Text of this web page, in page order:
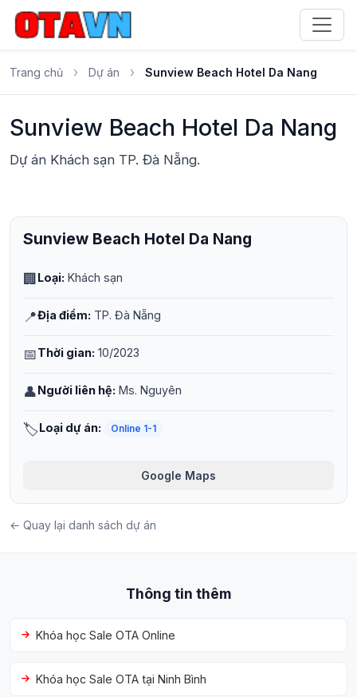
Trang chủ › Dự án › Sunview Beach Hotel Da Nang
Sunview Beach Hotel Da Nang
Dự án Khách sạn TP. Đà Nẵng.
Sunview Beach Hotel Da Nang
🏢 Loại: Khách sạn
📍Địa điểm: TP. Đà Nẵng
📅Thời gian: 10/2023
👤Người liên hệ: Ms. Nguyên
🏷️Loại dự án: Online 1-1
Google Maps
← Quay lại danh sách dự án
Thông tin thêm
Khóa học Sale OTA Online
Khóa học Sale OTA tại Ninh Bình